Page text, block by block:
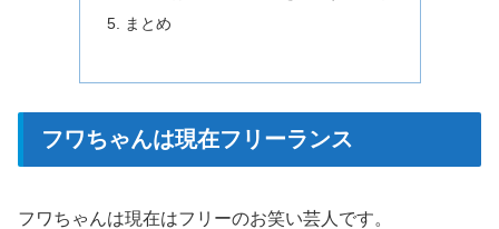
まとめ
フワちゃんは現在フリーランス
フワちゃんは現在はフリーのお笑い芸人です。